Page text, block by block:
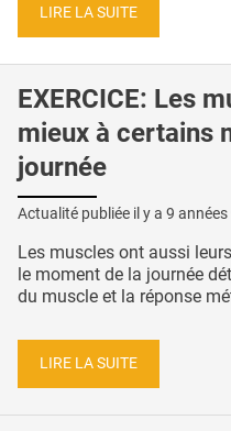
LIRE LA SUITE
EXERCICE: Les
mieux à certains
journée
Actualité publiée il y a 9
Les muscles ont aussi
le moment de la journée
du muscle et la réponse
LIRE LA SUITE